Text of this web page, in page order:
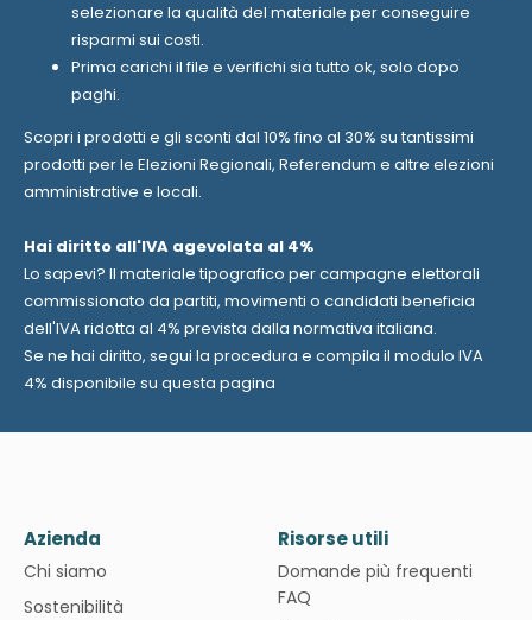
selezionare la qualità del materiale per conseguire
risparmi sui costi.
Prima carichi il file e verifichi sia tutto ok, solo dopo
paghi.
Scopri i prodotti e gli sconti dal 10% fino al 30% su tantissimi
prodotti per le Elezioni Regionali, Referendum e altre elezioni
amministrative e locali.
Hai diritto all'IVA agevolata al 4%
Lo sapevi? Il materiale tipografico per campagne elettorali
commissionato da partiti, movimenti o candidati beneficia
dell'IVA ridotta al 4% prevista dalla normativa italiana.
Se ne hai diritto, segui la procedura e compila il modulo IVA
4% disponibile su questa pagina
Azienda
Chi siamo
Sostenibilità
Risorse utili
Domande più frequenti
FAQ